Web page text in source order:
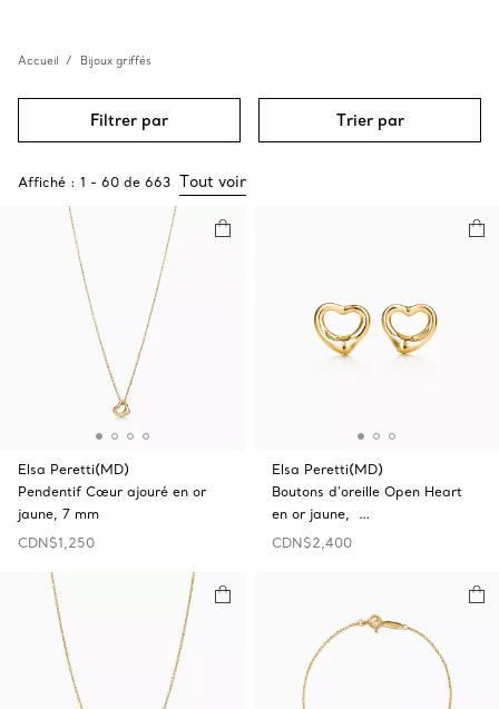
Accueil Bijoux griffés
Filtrer par Trier par
Affiché : 1 - 60 de 663 Tout voir
Elsa Peretti(MD)
Pendentif Cœur ajouré en or
jaune, 7 mm
CDN$1,250
Elsa Peretti(MD)
Boutons d’oreille Open‎ Heart
en or jaune, …
CDN$2,400